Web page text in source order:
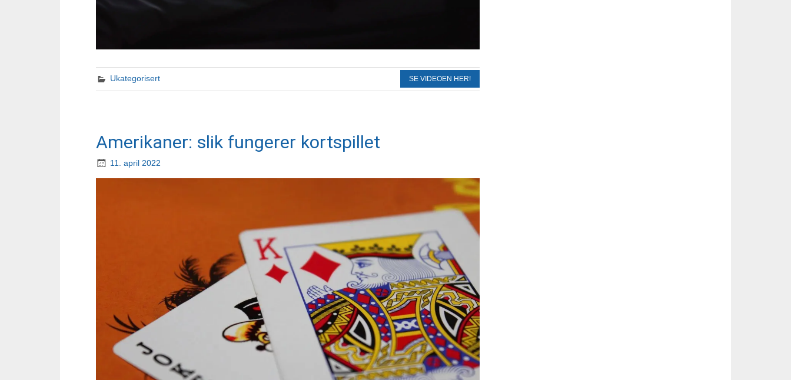
Ukategorisert SE VIDEOEN HER!
Amerikaner: slik fungerer kortspillet
11. april 2022